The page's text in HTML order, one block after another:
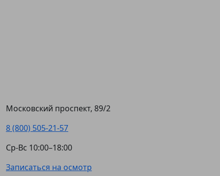
Московский проспект, 89/2
8 (800) 505-21-57
Ср-Вс 10:00–18:00
Записаться на осмотр